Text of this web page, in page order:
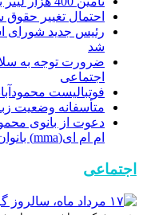
احتمال تغییر حقوق
رئیس جدید شورای
شد
ضرورت توجه به
اجتماعی
فوتبالیست
متأسفانه وضعیت
دعوت از بانوی
ام ام ای(mma) بانوان
اجتماعی